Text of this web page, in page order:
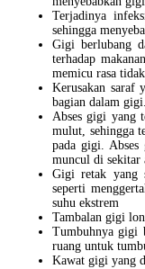
Terjadinya
sehingga
Gigi berlubang
terhadap
memicu rasa
Kerusakan saraf
bagian dalam gigi.
Abses gigi yang
mulut, sehingga
pada gigi.
muncul di sekitar
Gigi retak yang
seperti
suhu ekstrem
Tambalan gigi
Tumbuhnya gigi
ruang untuk
Kawat gigi yang